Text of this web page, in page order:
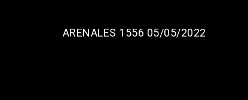
ARENALES 1556 05/05/2022